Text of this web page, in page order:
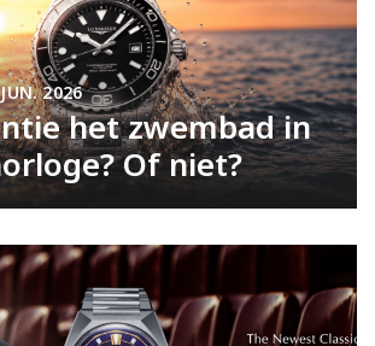
het zwembad in
Of niet?
2026